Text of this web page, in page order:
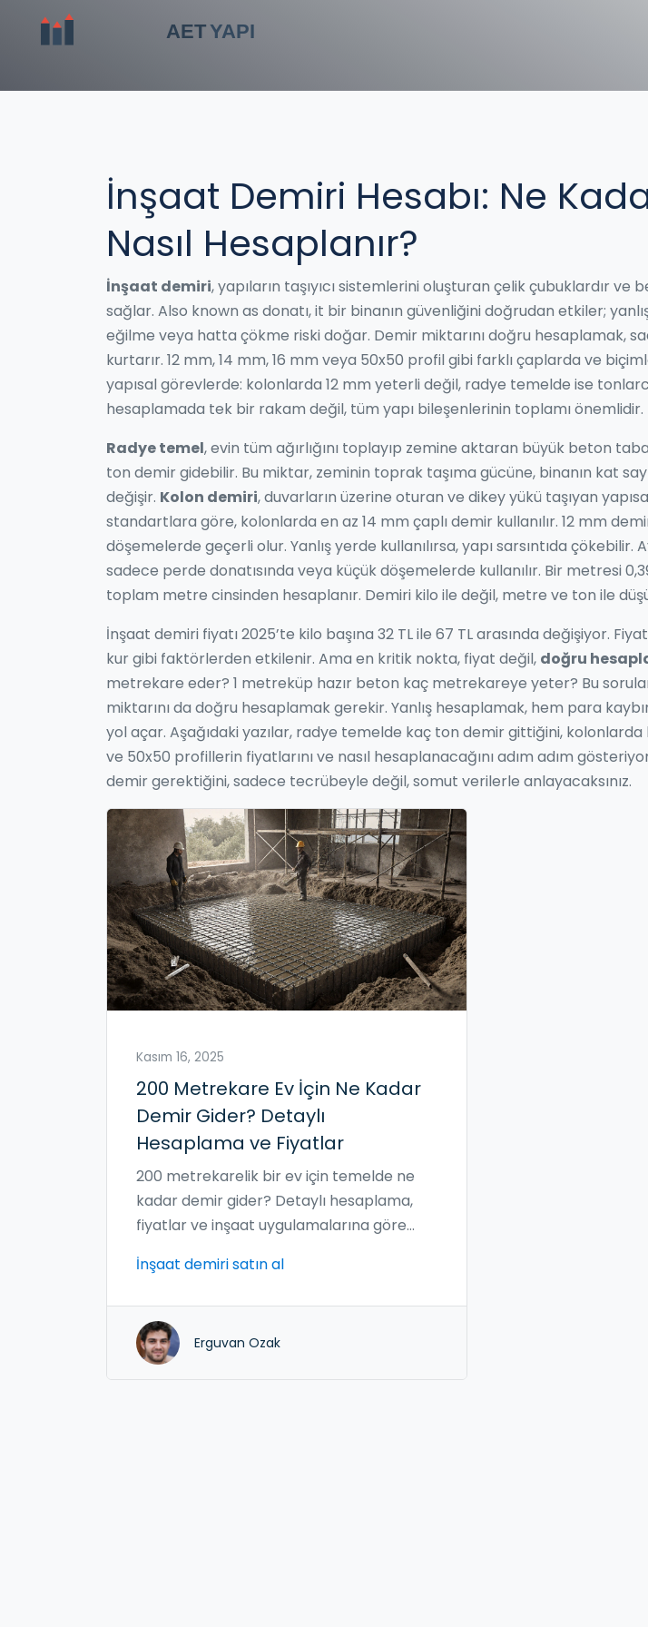
İnşaat Demiri Hesabı: Ne
Nasıl Hesaplanır?
İnşaat demiri,yapıların taşıyıcı sistemlerini oluşturan çelik çubuklardır ve
sağlar. Also known as donatı, it bir binanın güvenliğini doğrudan etkiler;
eğilme veya hatta çökme riski doğar. Demir miktarını doğru hesaplamak,
kurtarır. 12 mm, 14 mm, 16 mm veya 50x50 profil gibi farklı çaplarda ve
yapısal görevlerde: kolonlarda 12 mm yeterli değil, radye temelde ise
hesaplamada tek bir rakam değil, tüm yapı bileşenlerinin toplamı önemlidir.
Radye temel,evin tüm ağırlığını toplayıp zemine aktaran büyük beton
ton demir gidebilir. Bu miktar, zeminin toprak taşıma gücüne, binanın kat
değişir. Kolon demiri,duvarların üzerine oturan ve dikey yükü taşıyan
standartlara göre, kolonlarda en az 14 mm çaplı demir kullanılır. 12 mm
döşemelerde geçerli olur. Yanlış yerde kullanılırsa, yapı sarsıntıda çökebilir.
sadece perde donatısında veya küçük döşemelerde kullanılır. Bir metresi
toplam metre cinsinden hesaplanır. Demiri kilo ile değil, metre ve ton ile
İnşaat demiri fiyatı 2025’te kilo başına 32 TL ile 67 TL arasında değişiyor.
kur gibi faktörlerden etkilenir. Ama en kritik nokta, fiyat değil, doğru
metrekare eder? 1 metreküp hazır beton kaç metrekareye yeter? Bu
miktarını da doğru hesaplamak gerekir. Yanlış hesaplamak, hem para
yol açar. Aşağıdaki yazılar, radye temelde kaç ton demir gittiğini, kolonlarda
ve 50x50 profillerin fiyatlarını ve nasıl hesaplanacağını adım adım
demir gerektiğini, sadece tecrübeyle değil, somut verilerle anlayacaksınız.
Kasım 16, 2025
200 Metrekare Ev İçin Ne Kadar
Demir Gider? Detaylı
Hesaplama ve Fiyatlar
200 metrekarelik bir ev için temelde ne
kadar demir gider? Detaylı hesaplama,
fiyatlar ve inşaat uygulamalarına göre
İnşaat demiri satın al
Erguvan Ozak